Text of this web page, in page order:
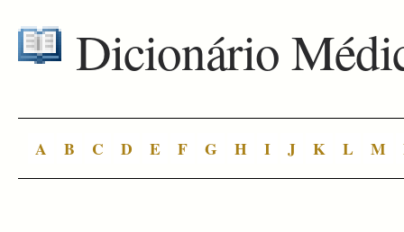
Dicionário
A B C D E F G H I J K L M